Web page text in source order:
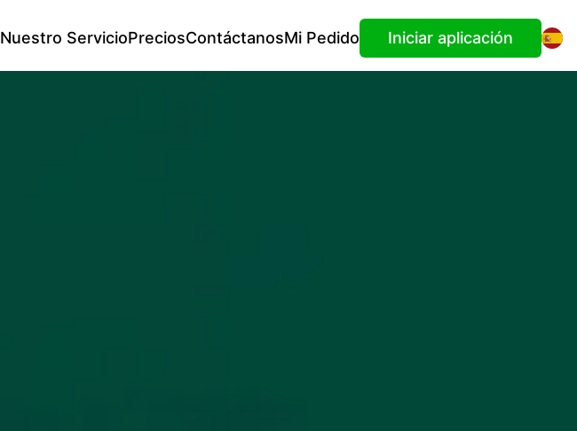
Nuestro ServicioPreciosContáctanosMi Pedido Iniciar aplicación